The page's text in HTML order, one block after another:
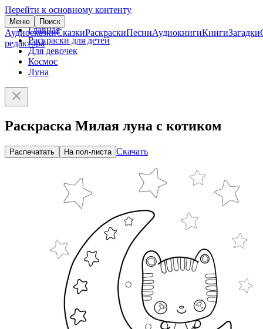
Перейти к основному контенту
Меню Поиск
АудиосказкиСказкиРаскраскиПесниАудиокнигиКнигиЗагадки
редактора
Главная
Раскраски для детей
Для девочек
Космос
Луна
Раскраска Милая луна с котиком
Распечатать На пол-листа Скачать